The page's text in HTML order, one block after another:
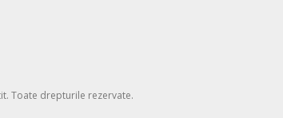
Toate drepturile rezervate.